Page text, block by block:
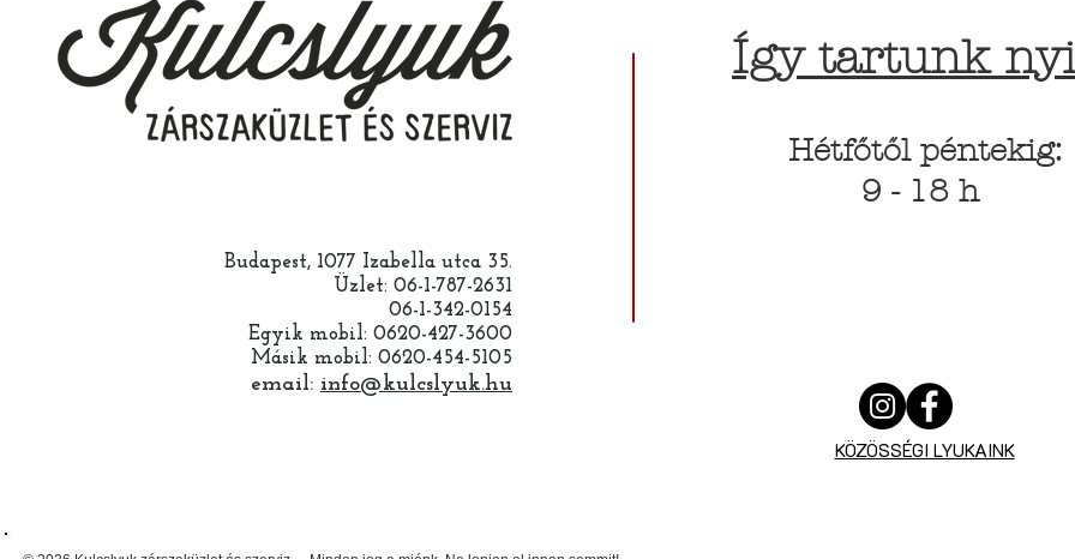
Budapest, 1077 Izabella utca 35.
Üzlet: 06-1-787-2631
06-1-342-0154
Egyik mobil: 0620-427-3600
Másik mobil: 0620-454-5105
email: info@kulcslyuk.hu
Így tartunk
Hétfőtől péntekig:
9 - 18 h
KÖZÖSSÉGI LYUKAINK